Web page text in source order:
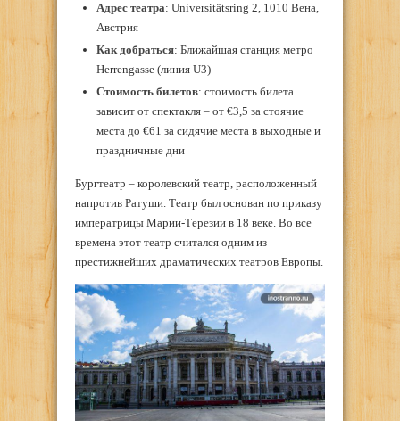
Адрес театра: Universitätsring 2, 1010 Вена,
Австрия
Как добраться: Ближайшая станция метро
Herrengasse (линия U3)
Стоимость билетов: стоимость билета
зависит от спектакля – от €3,5 за стоячие
места до €61 за сидячие места в выходные и
праздничные дни
Бургтеатр – королевский театр, расположенный
напротив Ратуши. Театр был основан по приказу
императрицы Марии-Терезии в 18 веке. Во все
времена этот театр считался одним из
престижнейших драматических театров Европы.